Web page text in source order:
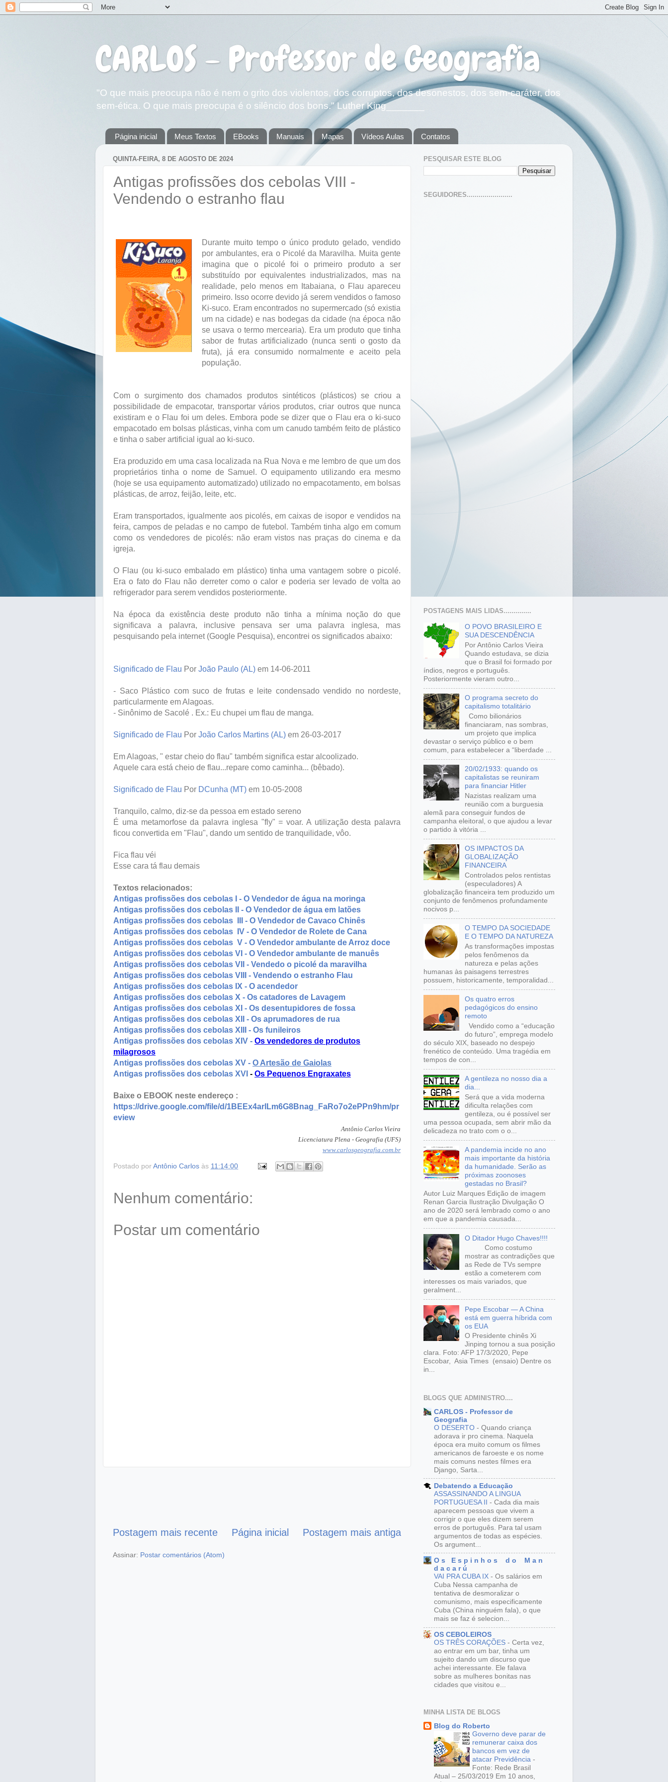
CARLOS - Professor de Geografia
"O que mais preocupa não é nem o grito dos violentos, dos corruptos, dos desonestos, dos sem-caráter, dos
sem-ética. O que mais preocupa é o silêncio dos bons." Luther King_______
Página inicial Meus Textos EBooks Manuais Mapas Vídeos Aulas Contatos
QUINTA-FEIRA, 8 DE AGOSTO DE 2024
Antigas profissões dos cebolas VIII -
Vendendo o estranho flau
Durante muito tempo o único produto gelado, vendido
por ambulantes, era o Picolé da Maravilha. Muita gente
imagina que o picolé foi o primeiro produto a ser
substituído por equivalentes industrializados, mas na
realidade, pelo menos em Itabaiana, o Flau apareceu
primeiro. Isso ocorre devido já serem vendidos o famoso
Ki-suco. Eram encontrados no supermercado (só existia
um na cidade) e nas bodegas da cidade (na época não
se usava o termo mercearia). Era um produto que tinha
sabor de frutas artificializado (nunca senti o gosto da
fruta), já era consumido normalmente e aceito pela
população.
Com o surgimento dos chamados produtos sintéticos (plásticos) se criou a
possibilidade de empacotar, transportar vários produtos, criar outros que nunca
existiram e o Flau foi um deles. Embora pode se dizer que o Flau era o ki-suco
empacotado em bolsas plásticas, vinha com um canudo também feito de plástico
e tinha o saber artificial igual ao ki-suco.
Era produzido em uma casa localizada na Rua Nova e me lembro de que um dos
proprietários tinha o nome de Samuel. O equipamento utilizando era mesmo
(hoje se usa equipamento automatizado) utilizado no empacotamento, em bolsas
plásticas, de arroz, feijão, leite, etc.
Eram transportados, igualmente aos picolés, em caixas de isopor e vendidos na
feira, campos de peladas e no campo de futebol. Também tinha algo em comum
como os vendedores de picolés: não eram vistos nas praças do cinema e da
igreja.
O Flau (ou ki-suco embalado em plástico) tinha uma vantagem sobre o picolé.
Era o fato do Flau não derreter como o calor e poderia ser levado de volta ao
refrigerador para serem vendidos posteriormente.
Na época da existência deste produto não tinha a mínima noção do que
significava a palavra, inclusive pensava ser uma palavra inglesa, mas
pesquisando pela internet (Google Pesquisa), encontrei os significados abaixo:
Significado de Flau Por João Paulo (AL) em 14-06-2011
- Saco Plástico com suco de frutas e leite condensado vendido no nordeste,
particularmente em Alagoas.
- Sinônimo de Sacolé . Ex.: Eu chupei um flau de manga.
Significado de Flau Por João Carlos Martins (AL) em 26-03-2017
Em Alagoas, " estar cheio do flau" também significa estar alcoolizado.
Aquele cara está cheio de flau...repare como caminha... (bêbado).
Significado de Flau Por DCunha (MT) em 10-05-2008
Tranquilo, calmo, diz-se da pessoa em estado sereno
É uma metamorfose da palavra inglesa "fly" = voar. A utilização desta palavra
ficou convertida em "Flau", dando um sentido de tranquilidade, vôo.
Fica flau véi
Esse cara tá flau demais
Textos relacionados:
Antigas profissões dos cebolas I - O Vendedor de água na moringa
Antigas profissões dos cebolas II - O Vendedor de água em latões
Antigas profissões dos cebolas III - O Vendedor de Cavaco Chinês
Antigas profissões dos cebolas IV - O Vendedor de Rolete de Cana
Antigas profissões dos cebolas V - O Vendedor ambulante de Arroz doce
Antigas profissões dos cebolas VI - O Vendedor ambulante de manuês
Antigas profissões dos cebolas VII - Vendedo o picolé da maravilha
Antigas profissões dos cebolas VIII - Vendendo o estranho Flau
Antigas profissões dos cebolas IX - O acendedor
Antigas profissões dos cebolas X - Os catadores de Lavagem
Antigas profissões dos cebolas XI - Os desentupidores de fossa
Antigas profissões dos cebolas XII - Os aprumadores de rua
Antigas profissões dos cebolas XIII - Os funileiros
Antigas profissões dos cebolas XIV - Os vendedores de produtos
milagrosos
Antigas profissões dos cebolas XV - O Artesão de Gaiolas
Antigas profissões dos cebolas XVI - Os Pequenos Engraxates
Baixe o EBOOK neste endereço :
https://drive.google.com/file/d/1BEEx4arlLm6G8Bnag_FaRo7o2ePPn9hm/pr
eview
Antônio Carlos Vieira
Licenciatura Plena - Geografia (UFS)
www.carlosgeografia.com.br
Postado porAntônio Carlos às 11:14:00
Nenhum comentário:
Postar um comentário
Postagem mais recente Postagem mais antiga
Página inicial
Assinar: Postar comentários (Atom)
PESQUISAR ESTE BLOG
SEGUIDORES.......................
POSTAGENS MAIS LIDAS..............
O POVO BRASILEIRO E
SUA DESCENDÊNCIA
Por Antônio Carlos Vieira
Quando estudava, se dizia
que o Brasil foi formado por
índios, negros e português.
Posteriormente vieram outro...
O programa secreto do
capitalismo totalitário
Como bilionários
financiaram, nas sombras,
um projeto que implica
devastar o serviço público e o bem
comum, para estabelecer a “liberdade ...
20/02/1933: quando os
capitalistas se reuniram
para financiar Hitler
Nazistas realizam uma
reunião com a burguesia
alemã para conseguir fundos de
campanha eleitoral, o que ajudou a levar
o partido à vitória ...
OS IMPACTOS DA
GLOBALIZAÇÃO
FINANCEIRA
Controlados pelos rentistas
(especuladores) A
globalização financeira tem produzido um
conjunto de fenômenos profundamente
nocivos p...
O TEMPO DA SOCIEDADE
E O TEMPO DA NATUREZA
As transformações impostas
pelos fenômenos da
natureza e pelas ações
humanas às paisagens terrestres
possuem, historicamente, temporalidad...
Os quatro erros
pedagógicos do ensino
remoto
Vendido como a “educação
do futuro”, emprega modelo
do século XIX, baseado no despejo
frenético de conteúdo. Uma tragédia em
tempos de con...
A gentileza no nosso dia a
dia...
Será que a vida moderna
dificulta relações com
gentileza, ou é possível ser
uma pessoa ocupada, sem abrir mão da
delicadeza no trato com o o...
A pandemia incide no ano
mais importante da história
da humanidade. Serão as
próximas zoonoses
gestadas no Brasil?
Autor Luiz Marques Edição de imagem
Renan Garcia Ilustração Divulgação O
ano de 2020 será lembrado como o ano
em que a pandemia causada...
O Ditador Hugo Chaves!!!!
Como costumo
mostrar as contradições que
as Rede de TVs sempre
estão a cometerem com
interesses os mais variados, que
geralment...
Pepe Escobar — A China
está em guerra híbrida com
os EUA
O Presidente chinês Xi
Jinping tornou a sua posição
clara. Foto: AFP 17/3/2020, Pepe
Escobar, Asia Times (ensaio) Dentre os
in...
BLOGS QUE ADMINISTRO....
CARLOS - Professor de
Geografia
O DESERTO - Quando criança
adorava ir pro cinema. Naquela
época era muito comum os filmes
americanos de faroeste e os nome
mais comuns nestes filmes era
Django, Sarta...
Debatendo a Educação
ASSASSINANDO A LINGUA
PORTUGUESA II - Cada dia mais
aparecem pessoas que vivem a
corrigir o que eles dizem serem
erros de português. Para tal usam
argumentos de todas as espécies.
Os argument...
O s E s p i n h o s d o M a n
d a c a r ú
VAI PRA CUBA IX - Os salários em
Cuba Nessa campanha de
tentativa de desmoralizar o
comunismo, mais especificamente
Cuba (China ninguém fala), o que
mais se faz é selecion...
OS CEBOLEIROS
OS TRÊS CORAÇÕES - Certa vez,
ao entrar em um bar, tinha um
sujeito dando um discurso que
achei interessante. Ele falava
sobre as mulheres bonitas nas
cidades que visitou e...
MINHA LISTA DE BLOGS
Blog do Roberto
Governo deve parar de
remunerar caixa dos
bancos em vez de
atacar Previdência -
Fonte: Rede Brasil
Atual – 25/03/2019 Em 10 anos,